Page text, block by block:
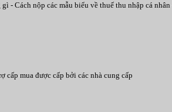
- Cách nộp các mẫu biểu về thuế thu nhập cá
cấp mua được cấp bởi các nhà cung cấp